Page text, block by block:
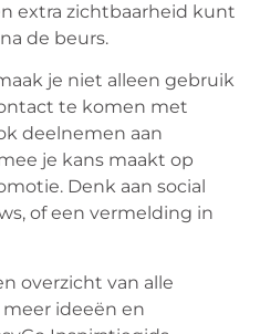
extra zichtbaarheid kunt
de beurs.
je niet alleen gebruik
te komen met
deelnemen aan
je kans maakt op
Denk aan social
of een vermelding in
overzicht van alle
ideeën en